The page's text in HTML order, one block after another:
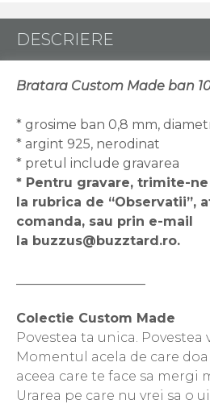
DESCRIERE
Bratara Custom Made ban
* grosime ban 0,8 mm,
* argint 925, nerodinat
* pretul include gravarea
* Pentru gravare, trimite-
la rubrica de “Observatii”,
comanda, sau prin e-mail
la buzzus@buzztard.ro.
Colectie Custom Made
Povestea ta unica. Povestea
Momentul acela de care
aceea care te face sa mergi
Urarea pe care nu vrei sa o